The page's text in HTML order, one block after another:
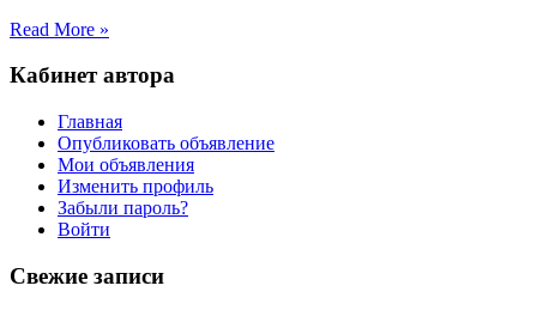
Read More »
Кабинет автора
Главная
Опубликовать объявление
Мои объявления
Изменить профиль
Забыли пароль?
Войти
Свежие записи